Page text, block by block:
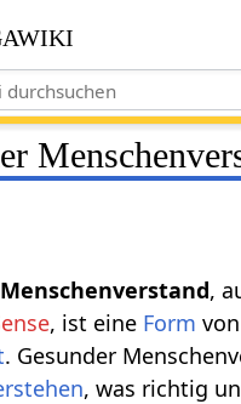
,
, ist eine Form
. Gesunder
, was richtig